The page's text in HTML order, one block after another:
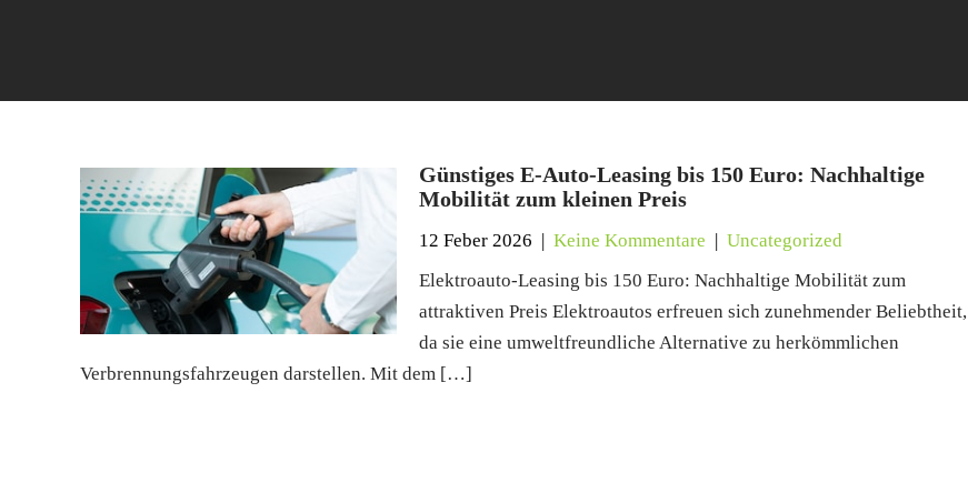
Günstiges E-Auto-Leasing bis 150 Euro: Nachhaltige
Mobilität zum kleinen Preis
12 Feber 2026 |Keine Kommentare |Uncategorized
Elektroauto-Leasing bis 150 Euro: Nachhaltige Mobilität zum
attraktiven Preis Elektroautos erfreuen sich zunehmender Beliebtheit,
da sie eine umweltfreundliche Alternative zu herkömmlichen
Verbrennungsfahrzeugen darstellen. Mit dem […]